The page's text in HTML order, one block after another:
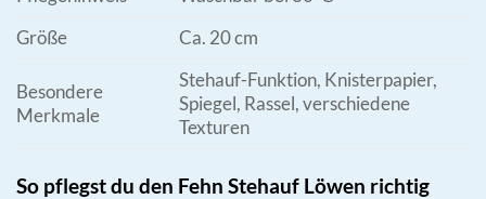
Größe
Ca. 20 cm
Besondere
Merkmale
Stehauf-Funktion, Knisterpapier,
Spiegel, Rassel, verschiedene
Texturen
So pflegst du den Fehn Stehauf Löwen richtig